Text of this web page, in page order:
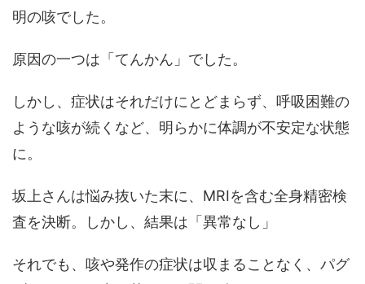
明の咳でした。
原因の一つは「てんかん」でした。
しかし、症状はそれだけにとどまらず、呼吸困難の
ような咳が続くなど、明らかに体調が不安定な状態
に。
坂上さんは悩み抜いた末に、MRIを含む全身精密検
査を決断。しかし、結果は「異常なし」
それでも、咳や発作の症状は収まることなく、パグ